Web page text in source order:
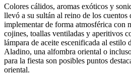
Colores cálidos, aromas exóticos y
llevó a su sultán al reino de los cuentos
implementar de forma atmosférica con
cojines, toallas ventiladas y aperitivos
lámpara de aceite escenificada al estilo
Aladino, una alfombra oriental o
para la fiesta son posibles puntos
oriental.